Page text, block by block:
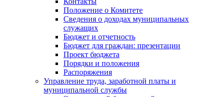
Положение о Комитете
Сведения о доходах муниципальных
служащих
Бюджет и отчетность
Бюджет для граждан: презентации
Проект бюджета
Порядки и положения
Распоряжения
Управление труда, заработной платы и
муниципальной службы